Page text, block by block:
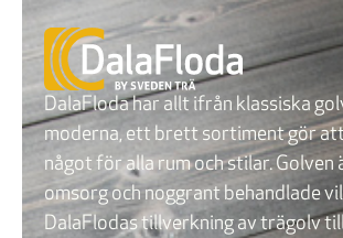
DalaFloda har allt ifrån klassiska
moderna, ett brett sortiment gör
något för alla rum och stilar. Golven
omsorg och noggrant behandlade
DalaFlodas tillverkning av trägolv